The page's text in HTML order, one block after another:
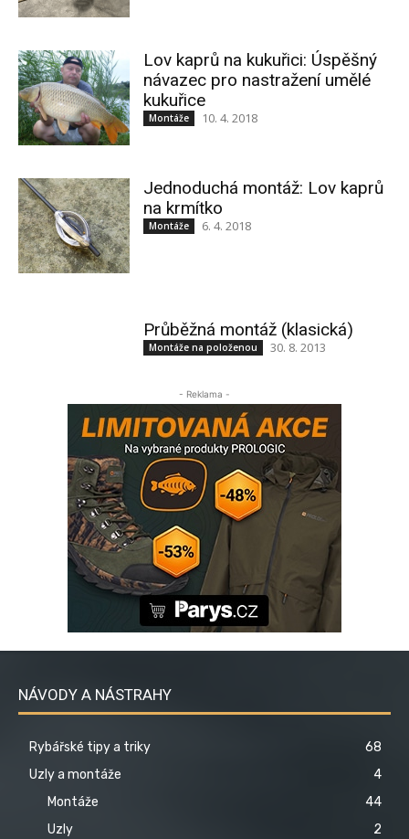
Lov kaprů na kukuřici: Úspěšný
návazec pro nastražení umělé
kukuřice
Montáže 10. 4. 2018
Jednoduchá montáž: Lov kaprů
na krmítko
Montáže 6. 4. 2018
Průběžná montáž (klasická)
Montáže na položenou 30. 8. 2013
- Reklama -
NÁVODY A NÁSTRAHY
Rybářské tipy a triky
68
Uzly a montáže
4
Montáže
44
Uzly
2